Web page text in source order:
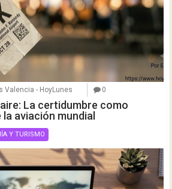
Valencia - HoyLunes 0
La certidumbre como
aviación mundial
Y TURISMO